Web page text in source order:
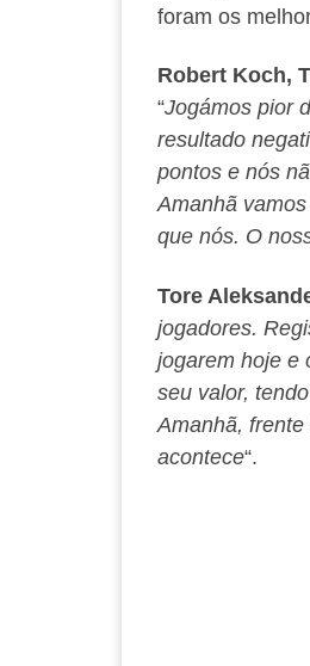
foram os
Robert Koch,
“Jogámos pior
resultado
pontos e nós
Amanhã
que nós. O
Tore
jogadores.
jogarem hoje e
seu valor,
Amanhã,
acontece“.